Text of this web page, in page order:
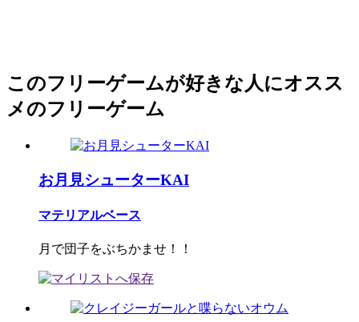
このフリーゲームが好きな人にオスス
メのフリーゲーム
お月見シューターKAI
マテリアルベース
月で団子をぶちかませ！！